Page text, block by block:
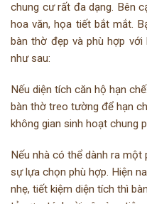
chung cư rất đa dạng. Bên
hoa văn, họa tiết bắt mắt.
bàn thờ đẹp và phù hợp
như sau:
Nếu diện tích căn hộ hạn
bàn thờ treo tường để hạn
không gian sinh hoạt chung
Nếu nhà có thể dành ra một
sự lựa chọn phù hợp. Hiện
nhẹ, tiết kiệm diện tích thì